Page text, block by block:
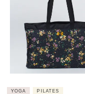
YOGA PILATES